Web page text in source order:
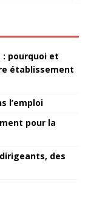
pourquoi et
établissement
l’emploi
pour la
des